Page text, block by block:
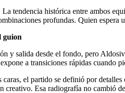
tendencia histórica entre ambos
profundas. Quien
guion
y salida desde el fondo, pero
a transiciones rápidas cuando
el partido se definió por
creativo. Esa radiografía no cambió